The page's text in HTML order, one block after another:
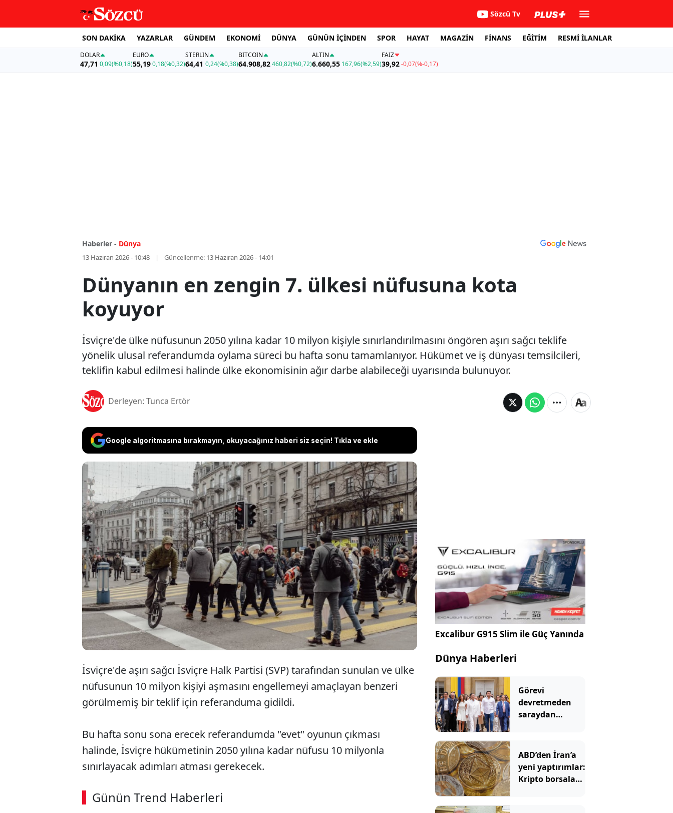
Sözcü Tv
SON DAKİKA YAZARLAR GÜNDEM EKONOMİ DÜNYA GÜNÜN İÇİNDEN SPOR HAYAT MAGAZİN FİNANS EĞİTİM RESMİ İLANLAR
DOLAR
47,71 0,09(%0,18)
EURO
55,19 0,18(%0,32)
STERLIN
64,41 0,24(%0,38)
BITCOIN
64.908,82460,82(%0,72)
ALTIN
6.660,55 167,96(%2,59)
FAİZ
39,92-0,07(%-0,17)
Haberler - Dünya
13 Haziran 2026 - 10:48 Güncellenme: 13 Haziran 2026 - 14:01
Dünyanın en zengin 7. ülkesi nüfusuna kota
koyuyor
İsviçre'de ülke nüfusunun 2050 yılına kadar 10 milyon kişiyle sınırlandırılmasını öngören aşırı sağcı teklife
yönelik ulusal referandumda oylama süreci bu hafta sonu tamamlanıyor. Hükümet ve iş dünyası temsilcileri,
teklifin kabul edilmesi halinde ülke ekonomisinin ağır darbe alabileceği uyarısında bulunuyor.
Derleyen: Tunca Ertör
Google algoritmasına bırakmayın, okuyacağınız haberi siz seçin! Tıkla ve ekle
İsviçre'de ülke nüfusunun 2050 yılına kadar 10 milyon kişiyle
sınırlandırılmasını öngören aşırı sağcı teklife yönelik ulusal
referandumda oylama süreci bu hafta sonu tamamlanıyor. Hükümet
ve iş dünyası temsilcileri, teklifin kabul edilmesi halinde ülke
ekonomisinin ağır darbe alabileceği uyarısında bulunuyor.
İsviçre'de aşırı sağcı İsviçre Halk Partisi (SVP) tarafından sunulan ve ülke
nüfusunun 10 milyon kişiyi aşmasını engellemeyi amaçlayan benzeri
görülmemiş bir teklif için referanduma gidildi.
Bu hafta sonu sona erecek referandumda "evet" oyunun çıkması
halinde, İsviçre hükümetinin 2050 yılına kadar nüfusu 10 milyonla
sınırlayacak adımları atması gerekecek.
Günün Trend Haberleri
00:02 / 08:15
Excalibur G915 Slim ile Güç Yanında
Dünya Haberleri
Görevi
devretmeden
saraydan
müzeye
çevireceğim’
demişti
ABD’den İran’a
yeni yaptırımlar:
Kripto borsaları